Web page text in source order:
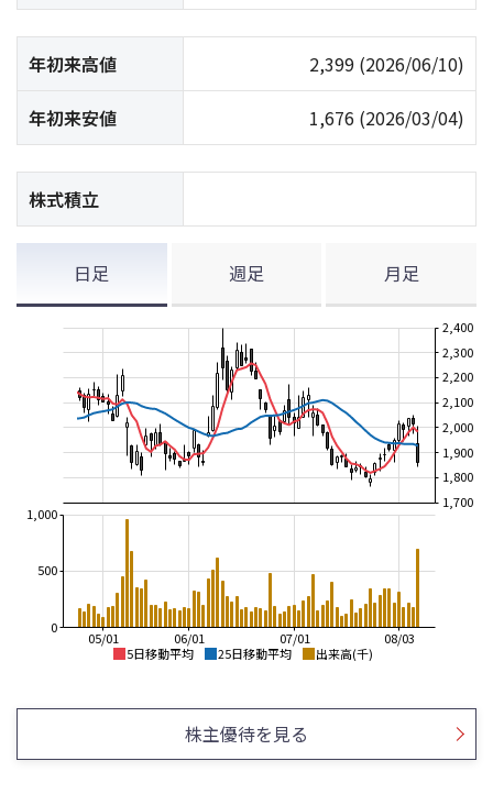
年初来高値 2,399 (2026/06/10)
年初来安値 1,676 (2026/03/04)
株式積立
日足 週足 月足
5日移動平均 25日移動平均 出来高(千)
08/03
07/01
06/01
05/01
1,700
1,800
1,900
2,000
2,100
2,200
2,300
2,400
0
500
1,000
2,500
3,000
2,500
3,000
株主優待を見る